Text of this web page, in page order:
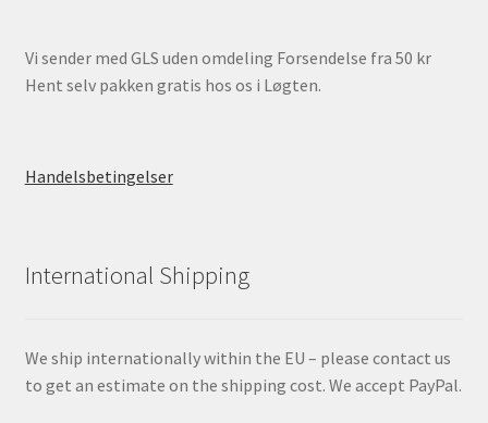
Vi sender med GLS uden omdeling Forsendelse fra 50 kr
Hent selv pakken gratis hos os i Løgten.
Handelsbetingelser
International Shipping
We ship internationally within the EU – please contact us
to get an estimate on the shipping cost. We accept PayPal.